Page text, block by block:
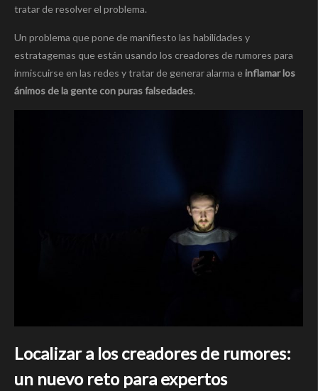
tratar de resolver el problema.
Un problema que pone de manifiesto las habilidades y
estratagemas que están usando los creadores de rumores para
inmiscuirse en las redes y tratar de generar alarma einflamar los
ánimos de la gente con puras falsedades.
Localizar a los creadores de rumores:
un nuevo reto para expertos